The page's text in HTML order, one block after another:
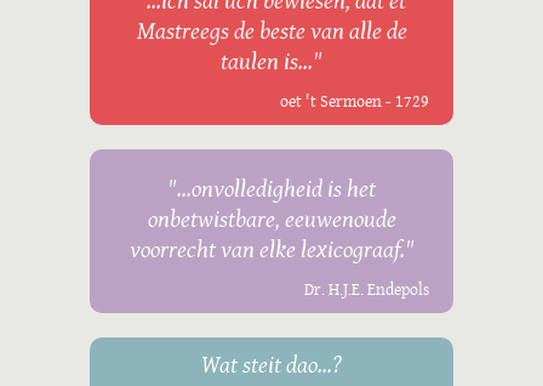
Mastreegs de beste van alle de
taulen is..."
oet 't Sermoen - 1729
"...onvolledigheid is het
onbetwistbare, eeuwenoude
voorrecht van elke lexicograaf."
Dr. H.J.E. Endepols
Wat steit dao...?